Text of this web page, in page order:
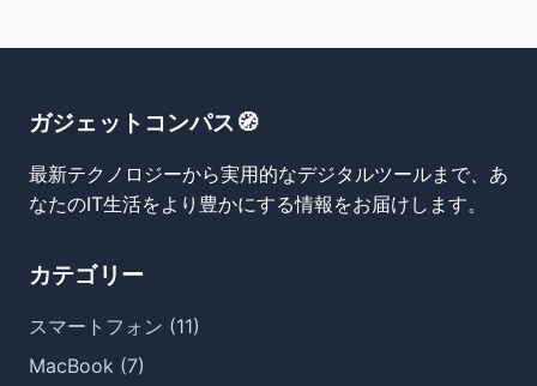
ガジェットコンパス🧭
最新テクノロジーから実用的なデジタルツールまで、あ
なたのIT生活をより豊かにする情報をお届けします。
カテゴリー
スマートフォン (11)
MacBook (7)